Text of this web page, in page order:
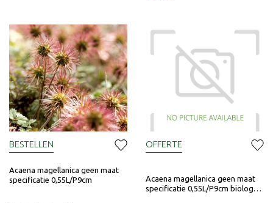
Acaena magellanica geen maat
specificatie 0,55L/P9cm
BESTELLEN
Acaena magellanica geen maat
specificatie 0,55L/P9cm biolog…
OFFERTE